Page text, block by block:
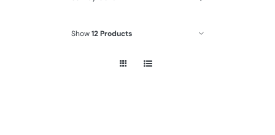
Show12 Products